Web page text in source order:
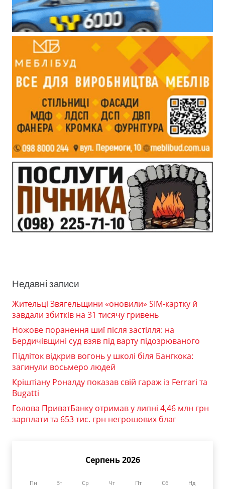
Недавні записи
Жительці Звягельщини «оновили» SIM-картку й
завдали збитків на 31 тисячу гривень
Ножове поранення шиї після застілля: на
Бердичівщині суд взяв під варту підозрюваного
Підліток відкрив вогонь у школі біля Бангкока:
загинули восьмеро людей
Кріштіану Роналду показав свій гараж із Ferrari та
Bugatti
Голова ПриватБанку отримав у липні 4,46 млн грн
зарплати та 653 тис. грн негрошових благ
Серпень 2026
Пн Вт Ср Чт Пт Сб Нд